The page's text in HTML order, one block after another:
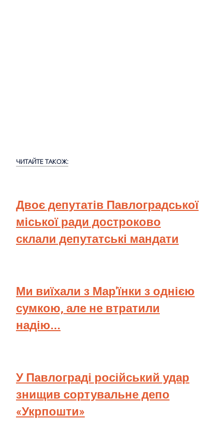
ЧИТАЙТЕ ТАКОЖ:
Двоє депутатів Павлоградської
міської ради достроково
склали депутатські мандати
Ми виїхали з Мар'їнки з однією
сумкою, але не втратили
надію...
У Павлограді російський удар
знищив сортувальне депо
«Укрпошти»